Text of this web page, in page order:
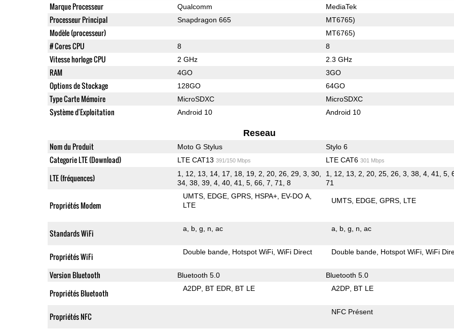
Marque Processeur Qualcomm MediaTek
Processeur Principal Snapdragon 665 MT6765)
Modèle (processeur) MT6765)
# Cores CPU 8 8
Vitesse horloge CPU 2 GHz 2.3 GHz
RAM 4GO 3GO
Options de Stockage 128GO 64GO
Type Carte Mémoire MicroSDXC MicroSDXC
Système d'Exploitation Android 10 Android 10
Reseau
Nom du Produit Moto G Stylus Stylo 6
Categorie LTE (Download) LTE CAT13 391/150 Mbps LTE CAT6 301 Mbps
LTE (fréquences)
1, 12, 13, 14, 17, 18, 19, 2, 20, 26, 29, 3, 30,
34, 38, 39, 4, 40, 41, 5, 66, 7, 71, 8
1, 12, 13, 2, 20, 25, 26, 3, 38, 4, 41, 5,
71
Propriétés Modem
UMTS EDGE GPRS HSPA+ EV-DO A
LTE
UMTS EDGE GPRS LTE
Standards WiFi a b g n ac a b g n ac
Propriétés WiFi Double bande Hotspot WiFi WiFi Direct Double bande Hotspot WiFi WiFi
Version Bluetooth Bluetooth 5.0 Bluetooth 5.0
Propriétés Bluetooth A2DP BT EDR BT LE A2DP BT LE
Propriétés NFC NFC Présent